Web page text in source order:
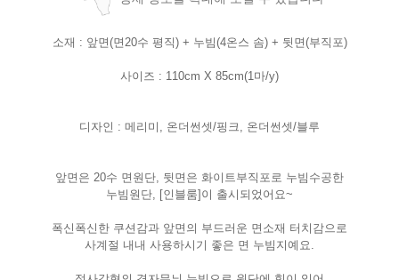
소재 : 앞면(면20수 평직) + 누빔(4온스 솜) + 뒷면(부직포)
사이즈 : 110cm X 85cm(1마/y)
디자인 : 메리미, 온더썬셋/핑크, 온더썬셋/블루
앞면은 20수 면원단, 뒷면은 화이트부직포로 누빔수공한
누빔원단, [인블룸]이 출시되었어요~
폭신폭신한 쿠션감과 앞면의 부드러운 면소재 터치감으로
사계절 내내 사용하시기 좋은 면 누빔지예요.